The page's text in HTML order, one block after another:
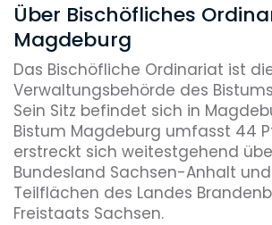
Über Bischöfliches
Magdeburg
Das Bischöfliche Ordinariat ist
Verwaltungsbehörde des
Sein Sitz befindet sich in
Bistum Magdeburg umfasst 44
erstreckt sich weitestgehend
Bundesland Sachsen-Anhalt
Teilflächen des Landes
Freistaats Sachsen.